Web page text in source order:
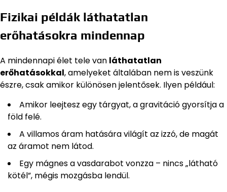
Fizikai példák láthatatlan
erőhatásokra mindennap
A mindennapi élet tele van láthatatlan
erőhatásokkal, amelyeket általában nem is veszünk
észre, csak amikor különösen jelentősek. Ilyen például:
Amikor leejtesz egy tárgyat, a gravitáció gyorsítja a
föld felé.
A villamos áram hatására világít az izzó, de magát
az áramot nem látod.
Egy mágnes a vasdarabot vonzza – nincs „látható
kötél”, mégis mozgásba lendül.